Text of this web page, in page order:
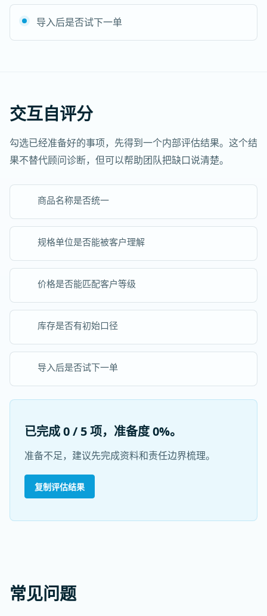
导入后是否试下一单
交互自评分
勾选已经准备好的事项，先得到一个内部评估结果。这个结
果不替代顾问诊断，但可以帮助团队把缺口说清楚。
商品名称是否统一
规格单位是否能被客户理解
价格是否能匹配客户等级
库存是否有初始口径
导入后是否试下一单
已完成 0 / 5 项，准备度 0%。
准备不足，建议先完成资料和责任边界梳理。
复制评估结果
常见问题